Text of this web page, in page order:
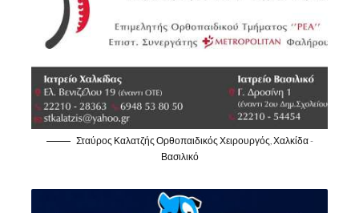
Σταύρος Καλατζής Ορθοπαιδικός Χειρουργός, Χαλκίδα -
Βασιλικό